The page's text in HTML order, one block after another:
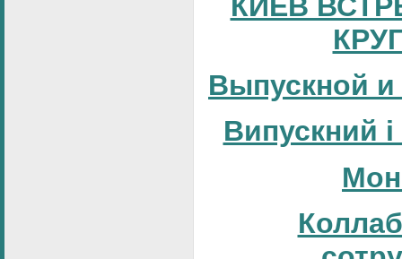
Выпускной и
Випускний